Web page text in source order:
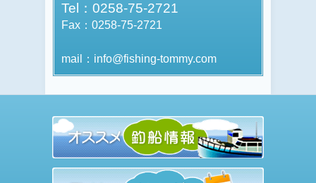
Tel：0258-75-2721
Fax：0258-75-2721
mail：info@fishing-tommy.com